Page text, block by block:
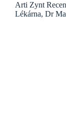
Arti Zynt
Lékárna, Dr